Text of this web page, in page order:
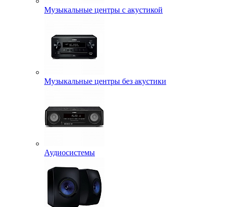
Музыкальные центры с акустикой
Музыкальные центры без акустики
Аудиосистемы